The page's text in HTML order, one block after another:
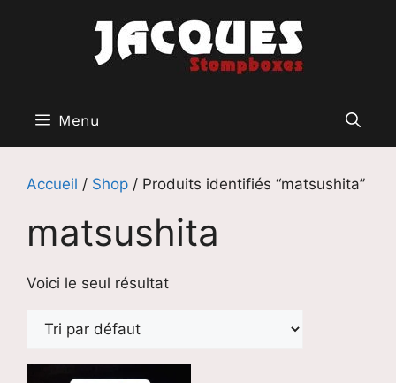
Menu
Accueil / Shop / Produits identifiés “matsushita”
matsushita
Voici le seul résultat